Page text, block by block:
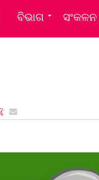
ବିଭାଗ ସଂକଳନ